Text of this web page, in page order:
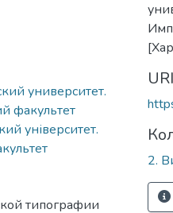
университет.
факультет
університет.
типографии
URI
2.